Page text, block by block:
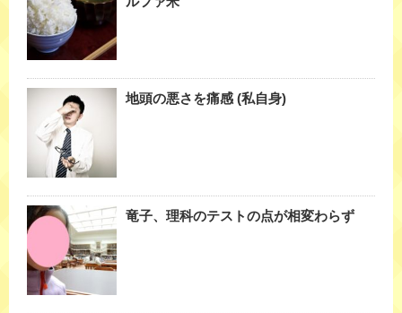
地頭の悪さを痛感 (私自身)
竜子、理科のテストの点が相変わらず